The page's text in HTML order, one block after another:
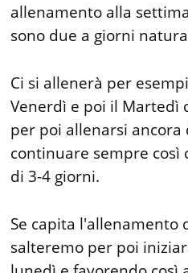
allenamento alla
sono due a giorni
Ci si allenerà per
Venerdì e poi il Martedì
per poi allenarsi ancora
continuare sempre così
di 3-4 giorni.
Se capita l'allenamento
salteremo per poi